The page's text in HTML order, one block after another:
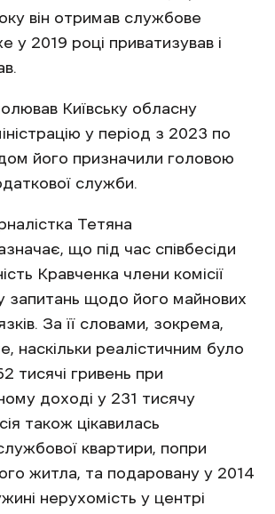
він отримав службове
у 2019 році приватизував і
Київську обласну
у період з 2023 по
його призначили головою
служби.
Тетяна
що під час співбесіди
Кравченка члени комісії
запитань щодо його майнових
За її словами, зокрема,
наскільки реалістичним було
тисячі гривень при
доході у 231 тисячу
також цікавилась
квартири, попри
житла, та подаровану у 2014
нерухомість у центрі